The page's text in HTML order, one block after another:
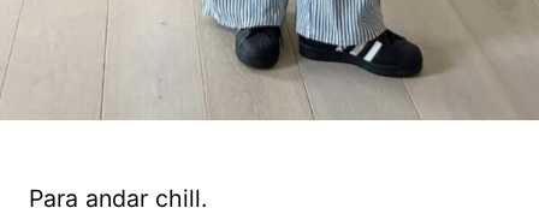
Para andar chill.